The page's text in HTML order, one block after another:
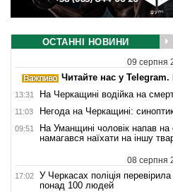
ОСТАННІ НОВИНИ
09 серпня
Читайте нас у
13:31 На Черкащині водійка на
11:03 Негода на Черкащині:
09:51
На Уманщині чоловік напав
намагався наїхати на іншу
08 серпня
17:02
У Черкасах поліція
понад 100 людей